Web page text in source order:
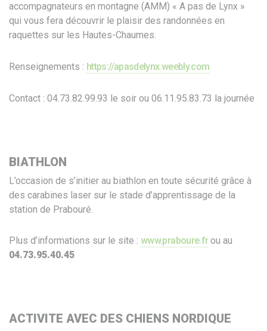
accompagnateurs en montagne (AMM) « A pas de Lynx »
qui vous fera découvrir le plaisir des randonnées en
raquettes sur les Hautes-Chaumes.
Renseignements : https://apasdelynx.weebly.com
Contact : 04.73.82.99.93 le soir ou 06.11.95.83.73 la journée
BIATHLON
L’occasion de s’initier au biathlon en toute sécurité grâce à
des carabines laser sur le stade d’apprentissage de la
station de Prabouré.
Plus d’informations sur le site : www.praboure.frou au
04.73.95.40.45
ACTIVITE AVEC DES CHIENS NORDIQUE